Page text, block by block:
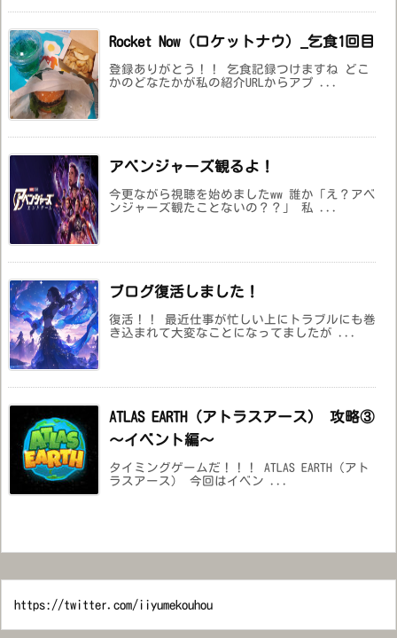
Rocket Now（ロケットナウ）_乞食1回目
登録ありがとう！！ 乞食記録つけますね どこ
かのどなたかが私の紹介URLからアプ ...
アベンジャーズ観るよ！
今更ながら視聴を始めましたww 誰か「え？アベ
ンジャーズ観たことないの？？」 私 ...
ブログ復活しました！
復活！！ 最近仕事が忙しい上にトラブルにも巻
き込まれて大変なことになってましたが ...
ATLAS EARTH（アトラスアース） 攻略③
～イベント編～
タイミングゲームだ！！！ ATLAS EARTH（アト
ラスアース） 今回はイベン ...
https://twitter.com/iiyumekouhou